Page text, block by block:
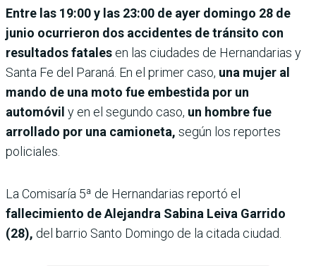
Entre las 19:00 y las 23:00 de ayer domingo 28 de
junio ocurrieron dos accidentes de tránsito con
resultados fatales en las ciudades de Hernandarias y
Santa Fe del Paraná. En el primer caso, una mujer al
mando de una moto fue embestida por un
automóvil y en el segundo caso, un hombre fue
arrollado por una camioneta, según los reportes
policiales.
La Comisaría 5ª de Hernandarias reportó el
fallecimiento de Alejandra Sabina Leiva Garrido
(28), del barrio Santo Domingo de la citada ciudad.